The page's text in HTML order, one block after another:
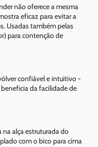
não oferece a mesma
eficaz para evitar a
Usadas também pelas
para contenção de
confiável e intuitivo -
da facilidade de
na alça estruturada do
com o bico para cima